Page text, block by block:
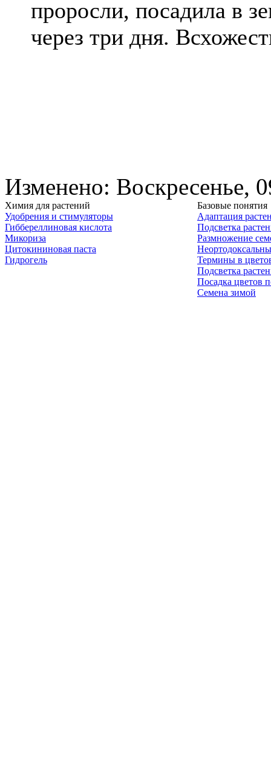
проросли, посадила в
через три дня.
Изменено: Воскресенье,
Химия для растений
Удобрения и стимуляторы
Гиббереллиновая кислота
Микориза
Цитокининовая паста
Гидрогель
Базовые понятия
Адаптация
Подсветка
Размножение
Термины в
Подсветка
Посадка цветов
Семена зимой